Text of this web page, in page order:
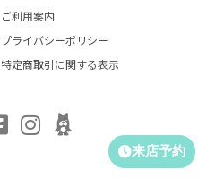
ご利用案内
プライバシーポリシー
特定商取引に関する表示
来店予約